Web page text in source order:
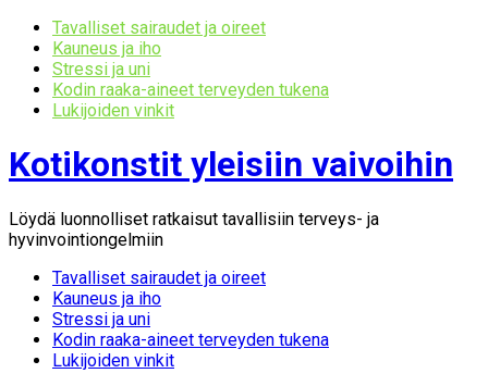
Tavalliset sairaudet ja oireet
Kauneus ja iho
Stressi ja uni
Kodin raaka-aineet terveyden tukena
Lukijoiden vinkit
Kotikonstit yleisiin vaivoihin
Löydä luonnolliset ratkaisut tavallisiin terveys- ja
hyvinvointiongelmiin
Tavalliset sairaudet ja oireet
Kauneus ja iho
Stressi ja uni
Kodin raaka-aineet terveyden tukena
Lukijoiden vinkit